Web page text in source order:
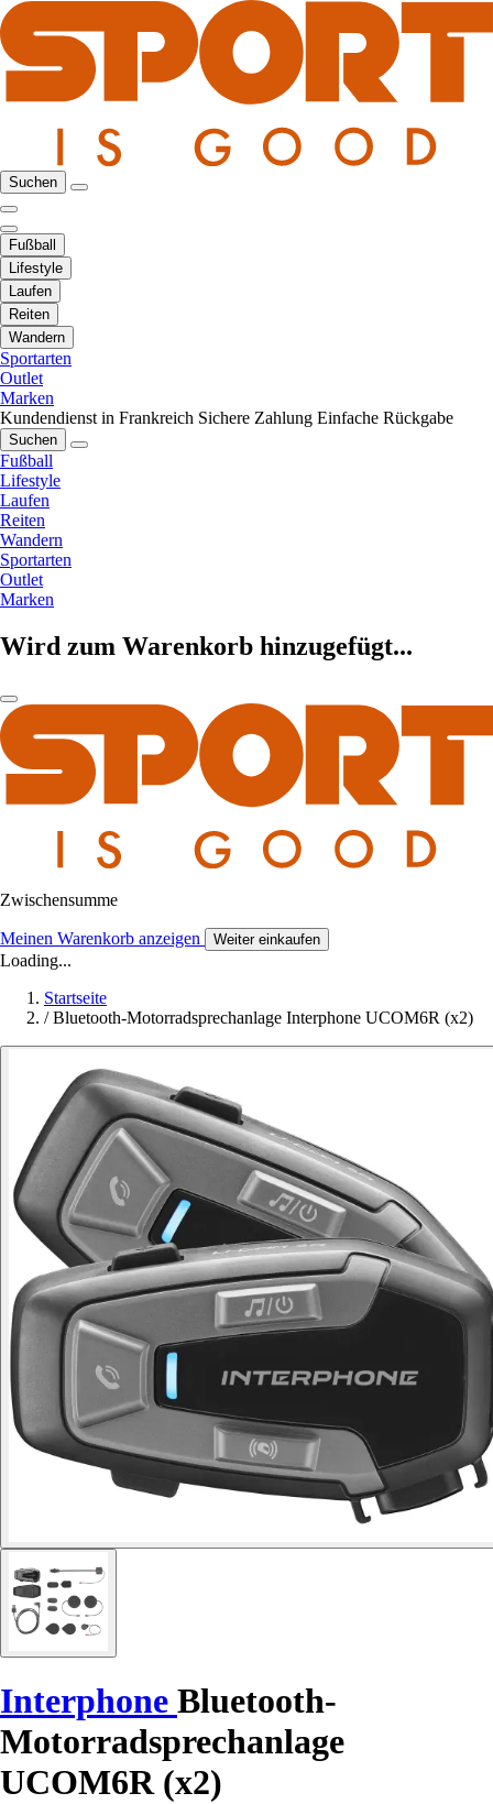
Suchen
Fußball
Lifestyle
Laufen
Reiten
Wandern
Sportarten
Outlet
Marken
Kundendienst in Frankreich Sichere Zahlung Einfache Rückgabe
Suchen
Fußball
Lifestyle
Laufen
Reiten
Wandern
Sportarten
Outlet
Marken
Wird zum Warenkorb hinzugefügt...
Zwischensumme
Meinen Warenkorb anzeigen Weiter einkaufen
Loading...
Startseite
/ Bluetooth-Motorradsprechanlage Interphone UCOM6R (x2)
Interphone Bluetooth-
Motorradsprechanlage
UCOM6R (x2)